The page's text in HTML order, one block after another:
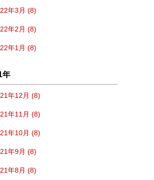
年3月 (8)
年2月 (8)
年1月 (8)
年
年12月 (8)
年11月 (8)
年10月 (8)
年9月 (8)
年8月 (8)